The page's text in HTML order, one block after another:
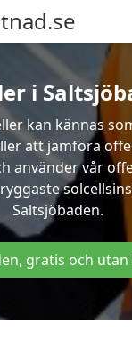
i
kan kännas
att jämföra
använder vår
Saltsjöbaden.
gratis och